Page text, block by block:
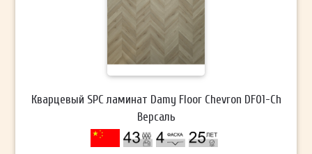
Кварцевый SPC ламинат Damy Floor Chevron DF01-Ch
Версаль